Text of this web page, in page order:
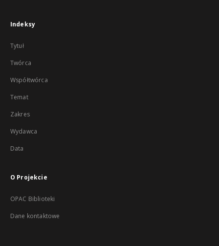
Indeksy
Tytuł
Twórca
Współtwórca
Temat
Zakres
Wydawca
Data
O Projekcie
OPAC Biblioteki
Dane kontaktowe